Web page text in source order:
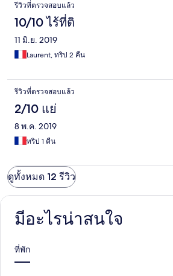
รีวิวที่ตรวจสอบแล้ว
10/10 ไร้ที่ติ
11 มิ.ย. 2019
Laurent, ทริป 2 คืน
รีวิวที่ตรวจสอบแล้ว
2/10 แย่
8 พ.ค. 2019
ทริป 1 คืน
ดูทั้งหมด 12 รีวิว
มีอะไรน่าสนใจ
ที่พัก